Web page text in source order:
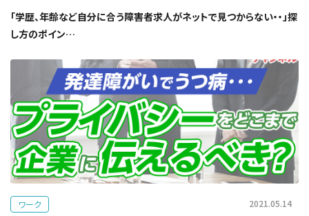
「学歴、年齢など自分に合う障害者求人がネットで見つからない・・」探
し方のポイン…
ワーク 2021.05.14